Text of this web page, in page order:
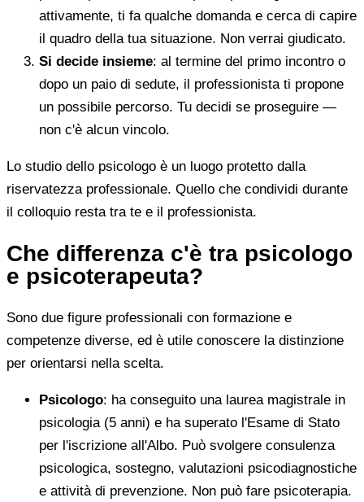
attivamente, ti fa qualche domanda e cerca di capire
il quadro della tua situazione. Non verrai giudicato.
Si decide insieme: al termine del primo incontro o
dopo un paio di sedute, il professionista ti propone
un possibile percorso. Tu decidi se proseguire —
non c'è alcun vincolo.
Lo studio dello psicologo è un luogo protetto dalla
riservatezza professionale. Quello che condividi durante
il colloquio resta tra te e il professionista.
Che differenza c'è tra psicologo
e psicoterapeuta?
Sono due figure professionali con formazione e
competenze diverse, ed è utile conoscere la distinzione
per orientarsi nella scelta.
Psicologo: ha conseguito una laurea magistrale in
psicologia (5 anni) e ha superato l'Esame di Stato
per l'iscrizione all'Albo. Può svolgere consulenza
psicologica, sostegno, valutazioni psicodiagnostiche
e attività di prevenzione. Non può fare psicoterapia.